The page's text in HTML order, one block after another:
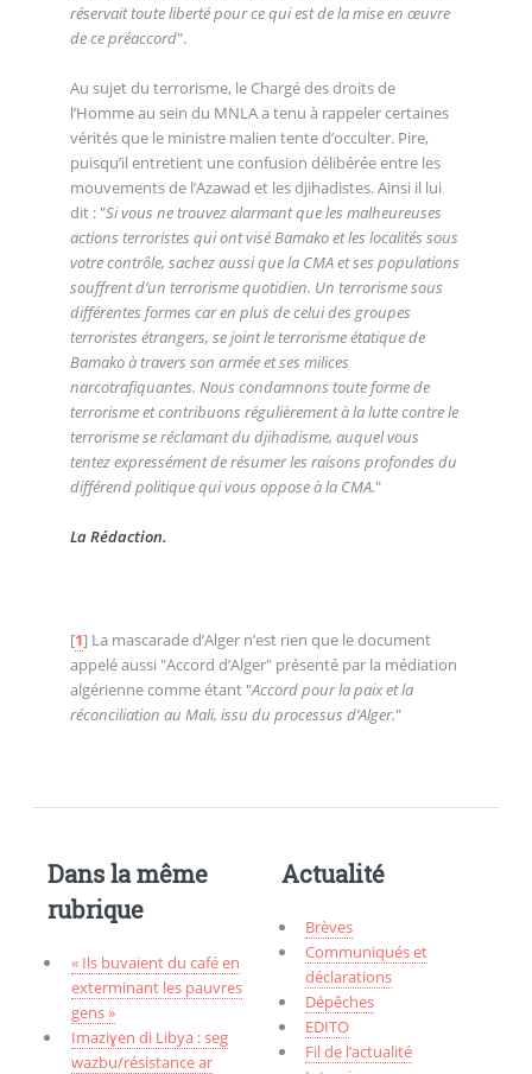
réservait toute liberté pour ce qui est de la mise en œuvre
de ce préaccord".
Au sujet du terrorisme, le Chargé des droits de
l’Homme au sein du MNLA a tenu à rappeler certaines
vérités que le ministre malien tente d’occulter. Pire,
puisqu’il entretient une confusion délibérée entre les
mouvements de l’Azawad et les djihadistes. Ainsi il lui
dit : "Si vous ne trouvez alarmant que les malheureuses
actions terroristes qui ont visé Bamako et les localités sous
votre contrôle, sachez aussi que la CMA et ses populations
souffrent d’un terrorisme quotidien. Un terrorisme sous
différentes formes car en plus de celui des groupes
terroristes étrangers, se joint le terrorisme étatique de
Bamako à travers son armée et ses milices
narcotrafiquantes. Nous condamnons toute forme de
terrorisme et contribuons régulièrement à la lutte contre le
terrorisme se réclamant du djihadisme, auquel vous
tentez expressément de résumer les raisons profondes du
différend politique qui vous oppose à la CMA."
La Rédaction.
[1] La mascarade d’Alger n’est rien que le document
appelé aussi "Accord d’Alger" présenté par la médiation
algérienne comme étant "Accord pour la paix et la
réconciliation au Mali, issu du processus d’Alger."
Dans la même
rubrique
« Ils buvaient du café en
exterminant les pauvres
gens »
Imaziɣen di Libya : seg
wazbu/résistance ar
Actualité
Brèves
Communiqués et
déclarations
Dépêches
EDITO
Fil de l’actualité